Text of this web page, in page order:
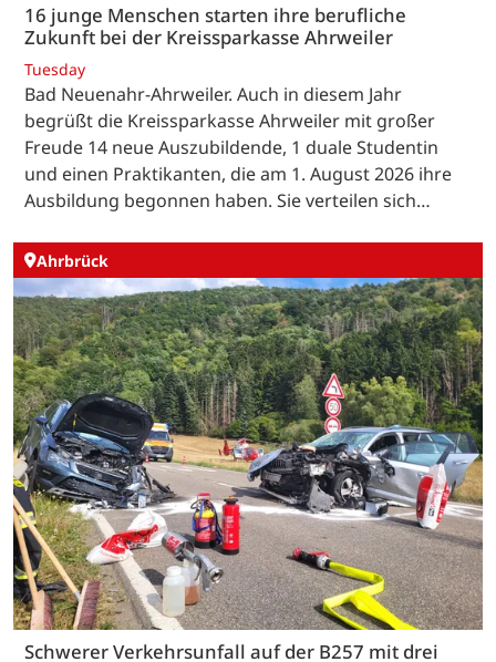
16 junge Menschen starten ihre berufliche
Zukunft bei der Kreissparkasse Ahrweiler
Tuesday
Bad Neuenahr-Ahrweiler. Auch in diesem Jahr
begrüßt die Kreissparkasse Ahrweiler mit großer
Freude 14 neue Auszubildende, 1 duale Studentin
und einen Praktikanten, die am 1. August 2026 ihre
Ausbildung begonnen haben. Sie verteilen sich…
Ahrbrück
Schwerer Verkehrsunfall auf der B257 mit drei